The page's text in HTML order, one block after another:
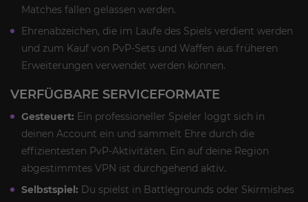
Matches fallen gelassen werden.
Ehrenabzeichen, die im Laufe des Spiels verdient werden
und zum Kauf von PvP-Sets und Waffen aus früheren
Erweiterungen verwendet werden können.
VERFÜGBARE SERVICEFORMATE
Gesteuert: Ein professioneller Spieler loggt sich in
deinen Account ein und sammelt Ehre durch die
effizientesten PvP-Aktivitäten. Ein auf deine Region
abgestimmtes VPN ist durchgehend aktiv.
Selbstspiel: Du spielst in Battlegrounds oder Skirmishes